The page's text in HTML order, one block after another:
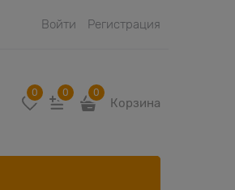
Войти Регистрация
0 0 0
Корзина